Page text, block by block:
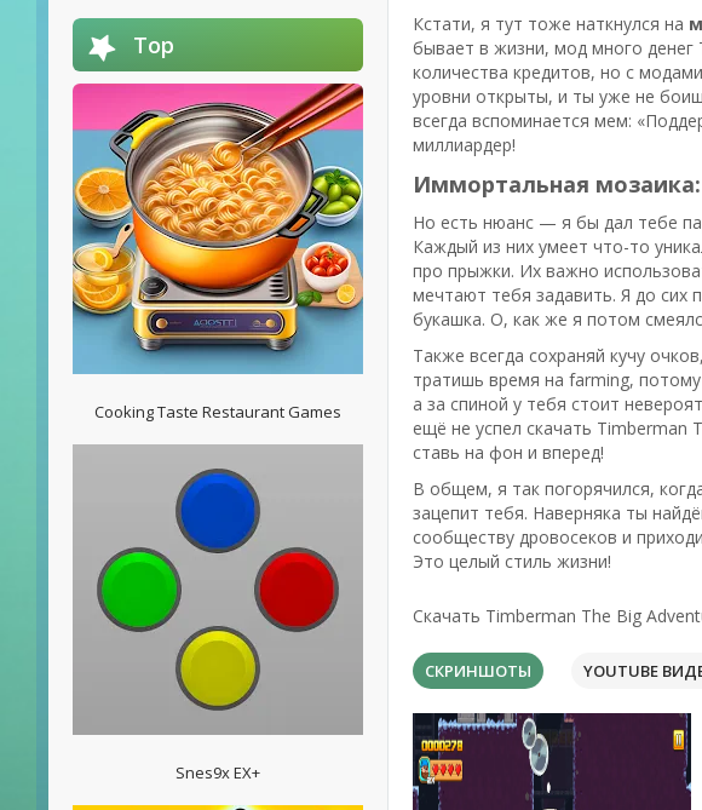
Top
Cooking Taste Restaurant Games
Snes9x EX+
Кстати, я тут тоже наткнулся на
бывает в жизни, мод много денег
количества кредитов, но с
уровни открыты, и ты уже не
всегда вспоминается мем:
миллиардер!
Иммортальная
Но есть нюанс — я бы дал тебе
Каждый из них умеет что-то
про прыжки. Их важно
мечтают тебя задавить. Я до сих
букашка. О, как же я потом
Также всегда сохраняй кучу
тратишь время на farming,
а за спиной у тебя стоит
ещё не успел скачать Timberman
ставь на фон и вперед!
В общем, я так погорячился,
зацепит тебя. Наверняка ты
сообществу дровосеков и
Это целый стиль жизни!
Скачать Timberman The Big
СКРИНШОТЫ YOUTUBE